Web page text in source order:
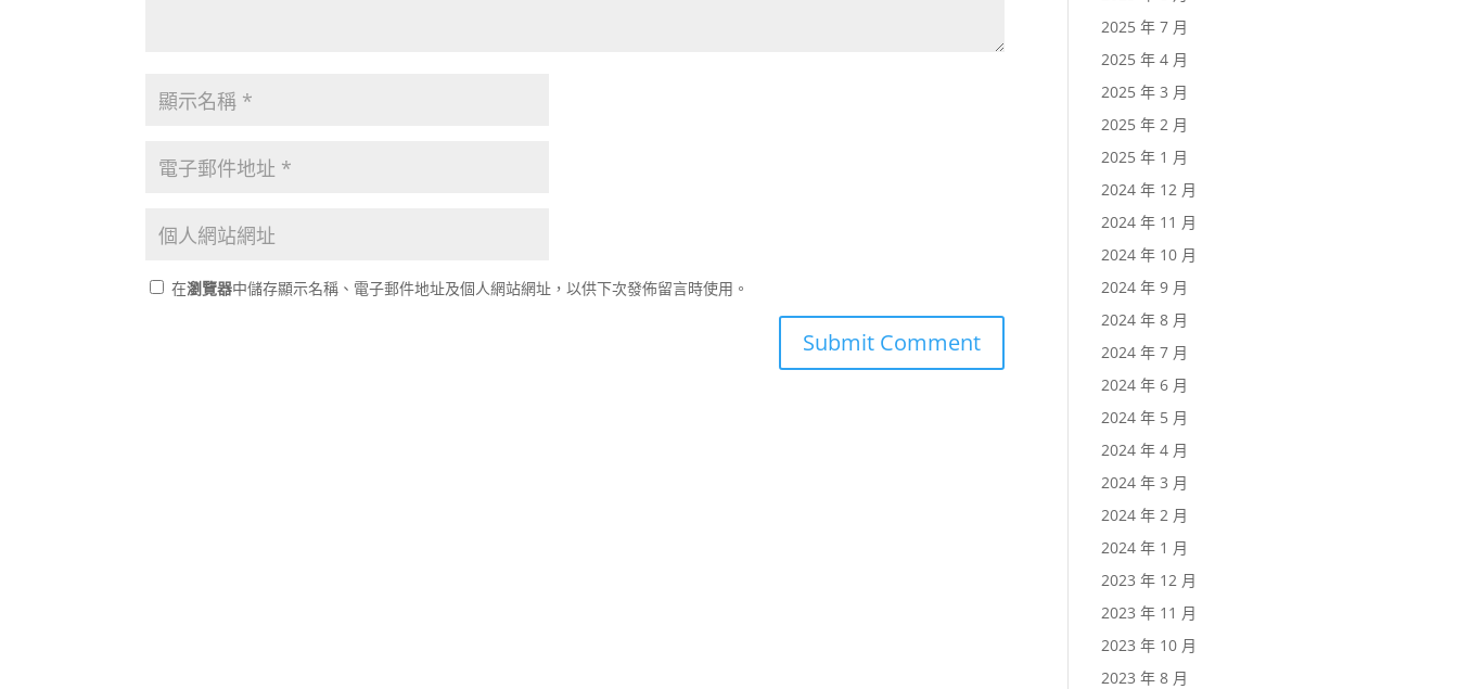
在瀏覽器中儲存顯示名稱、電子郵件地址及個人網站網址，以供下次發佈留言時使用。
2025 年 7 月
2025 年 4 月
2025 年 3 月
2025 年 2 月
2025 年 1 月
2024 年 12 月
2024 年 11 月
2024 年 10 月
2024 年 9 月
2024 年 8 月
2024 年 7 月
2024 年 6 月
2024 年 5 月
2024 年 4 月
2024 年 3 月
2024 年 2 月
2024 年 1 月
2023 年 12 月
2023 年 11 月
2023 年 10 月
2023 年 8 月